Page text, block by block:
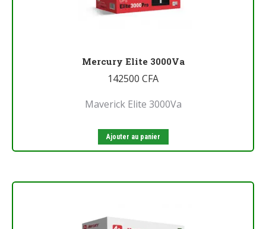
Mercury Elite 3000Va
142500 CFA
Maverick Elite 3000Va
Ajouter au panier